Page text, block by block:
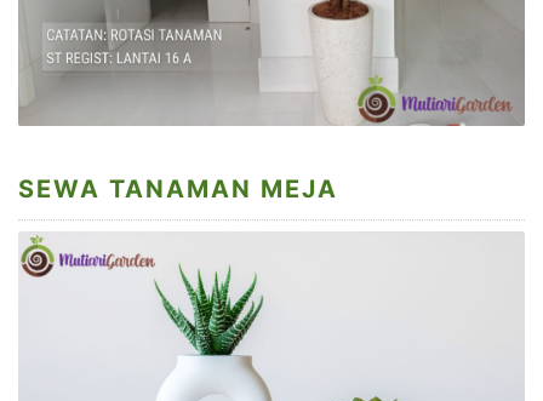
SEWA TANAMAN MEJA